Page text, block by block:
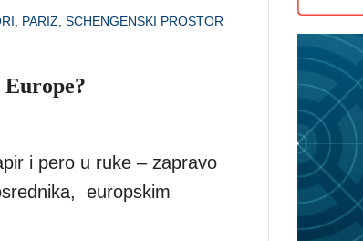
PARIZ SCHENGENSKI PROSTOR
i pero u ruke – zapravo
europskim